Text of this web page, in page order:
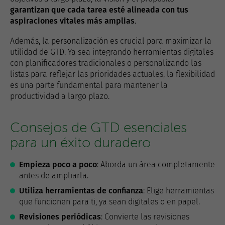
garantizan que cada tarea esté alineada con tus
aspiraciones vitales más amplias.
Además, la personalización es crucial para maximizar la
utilidad de GTD. Ya sea integrando herramientas digitales
con planificadores tradicionales o personalizando las
listas para reflejar las prioridades actuales, la flexibilidad
es una parte fundamental para mantener la
productividad a largo plazo.
Consejos de GTD esenciales
para un éxito duradero
Empieza poco a poco: Aborda un área completamente
antes de ampliarla.
Utiliza herramientas de confianza: Elige herramientas
que funcionen para ti, ya sean digitales o en papel.
Revisiones periódicas: Convierte las revisiones